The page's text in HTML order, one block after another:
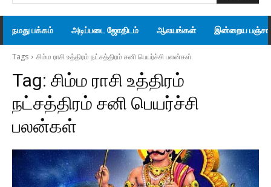
நமது பக்கம் அடிப்படை ஜோதிடம் ஆலயங்கள் இன்றைய
Tags சிம்ம ராசி உத்திரம் நட்சத்திரம் சனி பெயர்ச்சி பலன்கள்
Tag: சிம்ம ராசி உத்திரம்
நட்சத்திரம் சனி பெயர்ச்சி
பலன்கள்